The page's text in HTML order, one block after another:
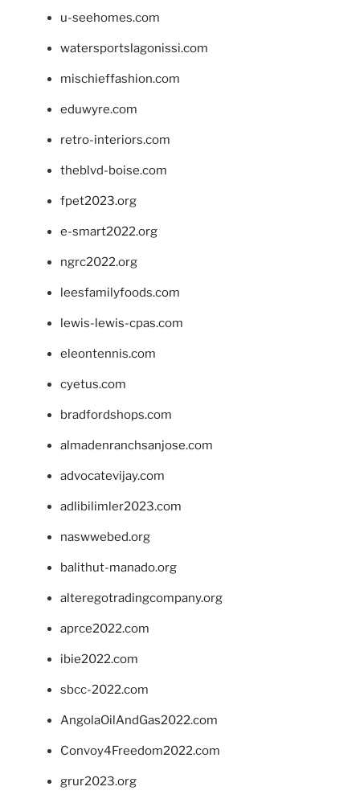
u-seehomes.com
watersportslagonissi.com
mischieffashion.com
eduwyre.com
retro-interiors.com
theblvd-boise.com
fpet2023.org
e-smart2022.org
ngrc2022.org
leesfamilyfoods.com
lewis-lewis-cpas.com
eleontennis.com
cyetus.com
bradfordshops.com
almadenranchsanjose.com
advocatevijay.com
adlibilimler2023.com
naswwebed.org
balithut-manado.org
alteregotradingcompany.org
aprce2022.com
ibie2022.com
sbcc-2022.com
AngolaOilAndGas2022.com
Convoy4Freedom2022.com
grur2023.org